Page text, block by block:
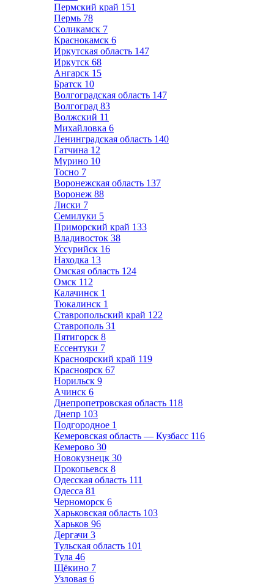
Пермский край 151
Пермь 78
Соликамск 7
Краснокамск 6
Иркутская область 147
Иркутск 68
Ангарск 15
Братск 10
Волгоградская область 147
Волгоград 83
Волжский 11
Михайловка 6
Ленинградская область 140
Гатчина 12
Мурино 10
Тосно 7
Воронежская область 137
Воронеж 88
Лиски 7
Семилуки 5
Приморский край 133
Владивосток 38
Уссурийск 16
Находка 13
Омская область 124
Омск 112
Калачинск 1
Тюкалинск 1
Ставропольский край 122
Ставрополь 31
Пятигорск 8
Ессентуки 7
Красноярский край 119
Красноярск 67
Норильск 9
Ачинск 6
Днепропетровская область 118
Днепр 103
Подгородное 1
Кемеровская область — Кузбасс 116
Кемерово 30
Новокузнецк 30
Прокопьевск 8
Одесская область 111
Одесса 81
Черноморск 6
Харьковская область 103
Харьков 96
Дергачи 3
Тульская область 101
Тула 46
Щёкино 7
Узловая 6